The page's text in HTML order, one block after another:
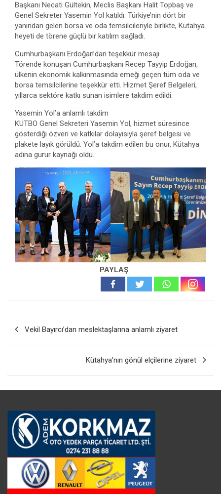
Başkanı Necati Gültekin, Meclis Başkanı Halit Topbaş ve
Genel Sekreter Yasemin Yol katıldı. Türkiye’nin dört bir
yanından gelen borsa ve oda temsilcileriyle birlikte, Kütahya
heyeti de törene güçlü bir katılım sağladı.
Cumhurbaşkanı Erdoğan’dan teşekkür mesajı
Törende konuşan Cumhurbaşkanı Recep Tayyip Erdoğan,
ülkenin ekonomik kalkınmasında emeği geçen tüm oda ve
borsa temsilcilerine teşekkür etti. Hizmet Şeref Belgeleri,
yıllarca sektöre katkı sunan isimlere takdim edildi.
Yasemin Yol’a anlamlı takdim
KUTBO Genel Sekreteri Yasemin Yol, hizmet süresince
gösterdiği özveri ve katkılar dolayısıyla şeref belgesi ve
plakete layık görüldü. Yol’a takdim edilen bu onur, Kütahya
adına gurur kaynağı oldu.
PAYLAŞ
gezinmesi
Vekil Bayırcı’dan meslektaşlarına anlamlı ziyaret
Kütahya’nın gönül elçilerine ziyaret